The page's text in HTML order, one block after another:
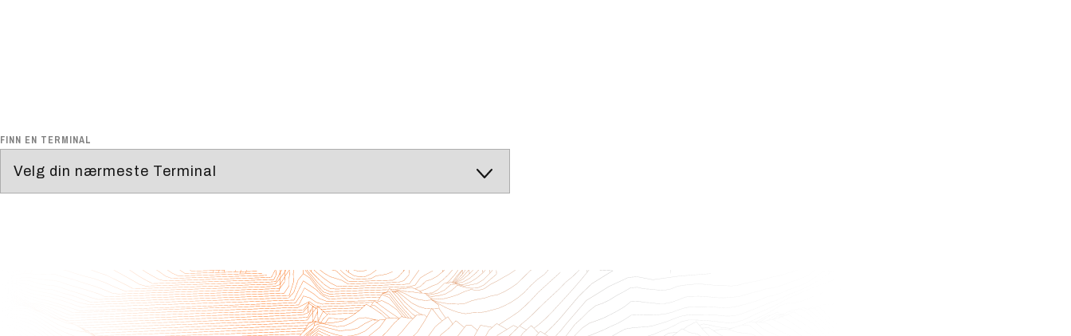
FINN EN TERMINAL